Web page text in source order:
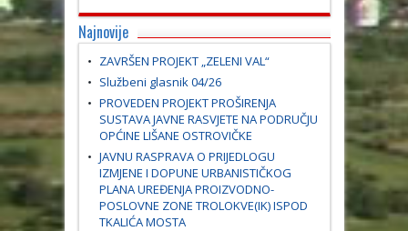
Najnovije
ZAVRŠEN PROJEKT „ZELENI VAL“
Službeni glasnik 04/26
PROVEDEN PROJEKT PROŠIRENJA
SUSTAVA JAVNE RASVJETE NA PODRUČJU
OPĆINE LIŠANE OSTROVIČKE
JAVNU RASPRAVA O PRIJEDLOGU
IZMJENE I DOPUNE URBANISTIČKOG
PLANA UREĐENJA PROIZVODNO-
POSLOVNE ZONE TROLOKVE(IK) ISPOD
TKALIĆA MOSTA